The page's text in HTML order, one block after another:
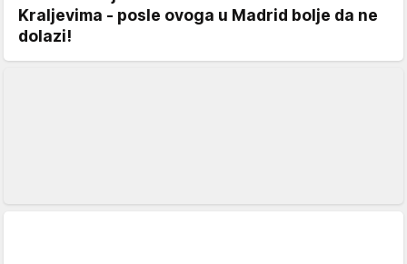
Kraljevima - posle ovoga u Madrid bolje da ne
dolazi!